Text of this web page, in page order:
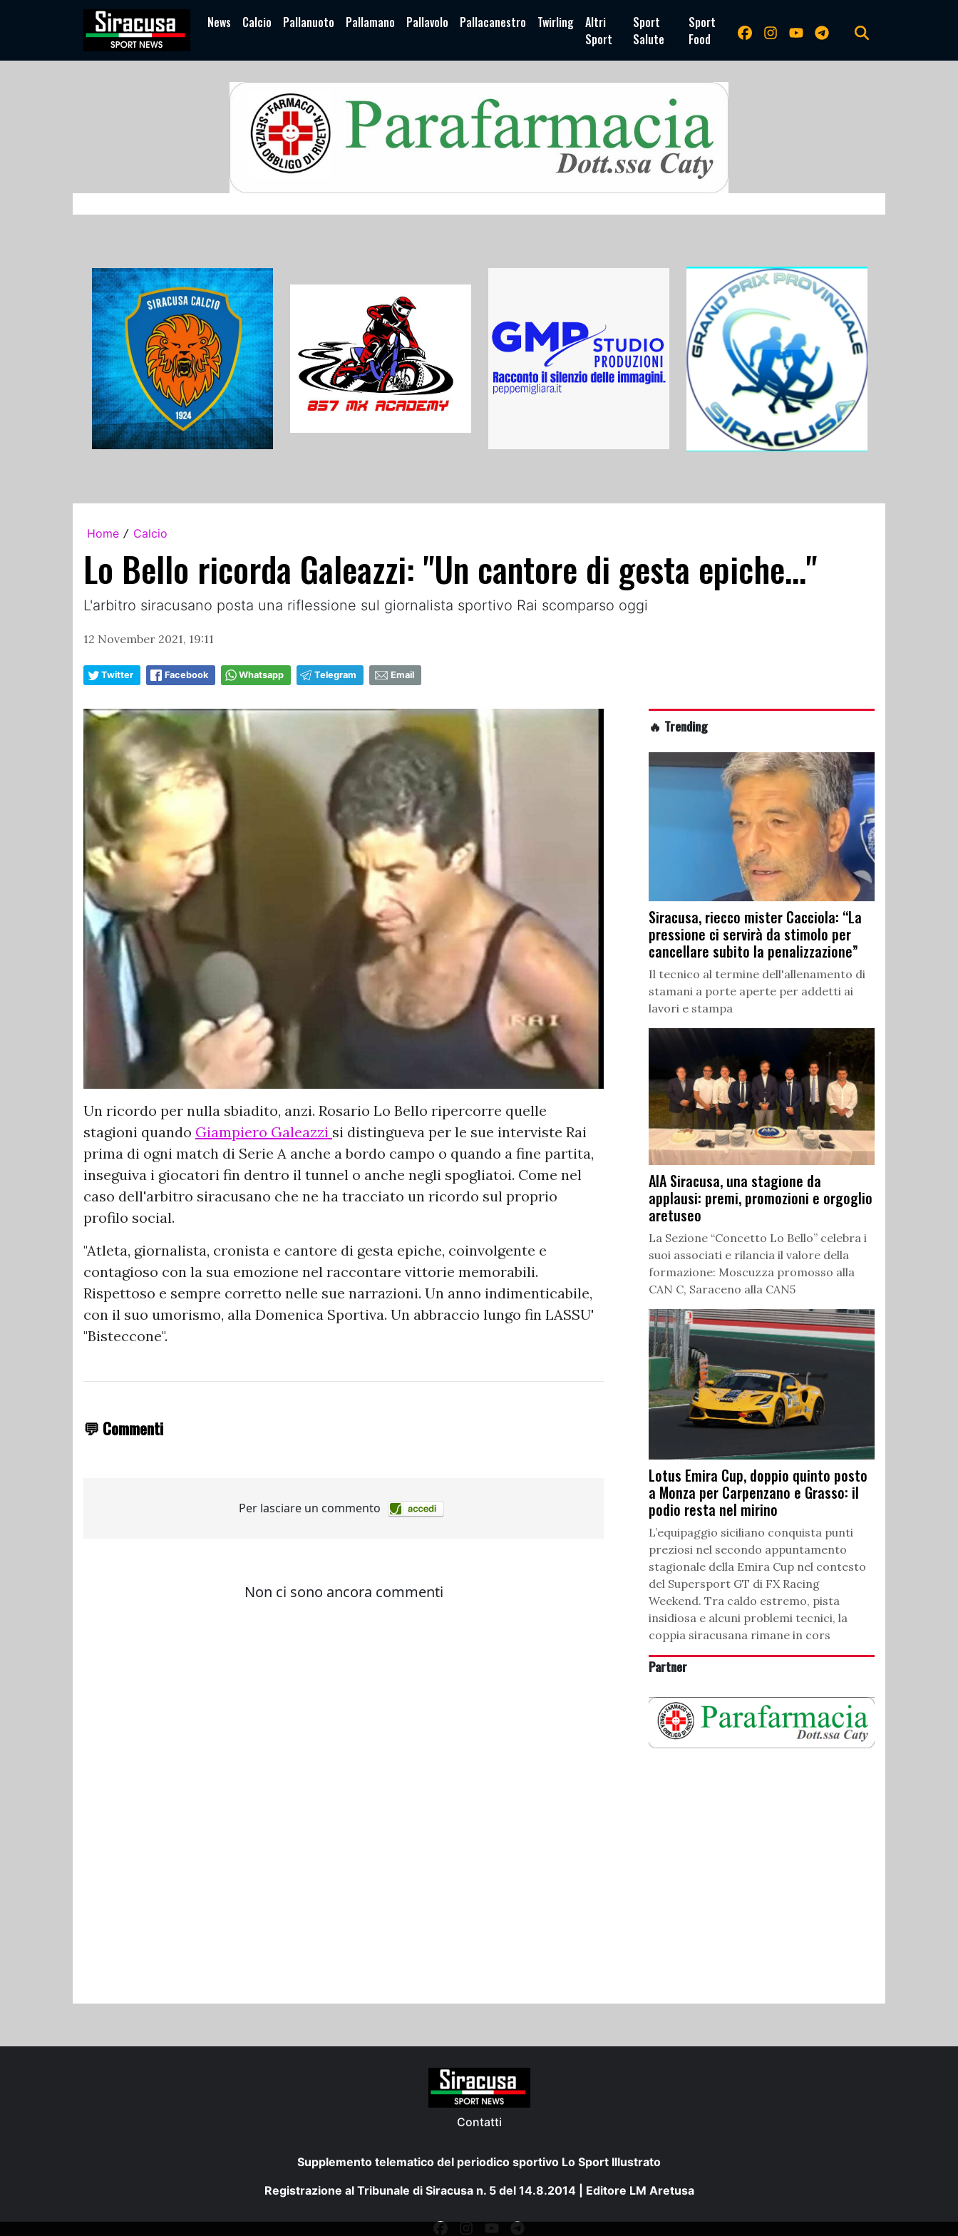
News Calcio Pallanuoto Pallamano Pallavolo Pallacanestro Twirling
Altri
Sport
Sport
Salute
Sport
Food
Home / Calcio
Lo Bello ricorda Galeazzi: "Un cantore di gesta epiche..."
L'arbitro siracusano posta una riflessione sul giornalista sportivo Rai scomparso oggi
12 November 2021, 19:11
Twitter Facebook Whatsapp Telegram Email
Un ricordo per nulla sbiadito, anzi. Rosario Lo Bello ripercorre quelle
stagioni quando Giampiero Galeazzi si distingueva per le sue interviste Rai
prima di ogni match di Serie A anche a bordo campo o quando a fine partita,
inseguiva i giocatori fin dentro il tunnel o anche negli spogliatoi. Come nel
caso dell'arbitro siracusano che ne ha tracciato un ricordo sul proprio
profilo social.
"Atleta, giornalista, cronista e cantore di gesta epiche, coinvolgente e
contagioso con la sua emozione nel raccontare vittorie memorabili.
Rispettoso e sempre corretto nelle sue narrazioni. Un anno indimenticabile,
con il suo umorismo, alla Domenica Sportiva. Un abbraccio lungo fin LASSU'
"Bisteccone".
💬 Commenti
🔥 Trending
Siracusa, riecco mister Cacciola: “La
pressione ci servirà da stimolo per
cancellare subito la penalizzazione”
Il tecnico al termine dell'allenamento di
stamani a porte aperte per addetti ai
lavori e stampa
AIA Siracusa, una stagione da
applausi: premi, promozioni e orgoglio
aretuseo
La Sezione “Concetto Lo Bello” celebra i
suoi associati e rilancia il valore della
formazione: Moscuzza promosso alla
CAN C, Saraceno alla CAN5
Lotus Emira Cup, doppio quinto posto
a Monza per Carpenzano e Grasso: il
podio resta nel mirino
L’equipaggio siciliano conquista punti
preziosi nel secondo appuntamento
stagionale della Emira Cup nel contesto
del Supersport GT di FX Racing
Weekend. Tra caldo estremo, pista
insidiosa e alcuni problemi tecnici, la
coppia siracusana rimane in cors
Partner
Contatti
Supplemento telematico del periodico sportivo Lo Sport Illustrato
Registrazione al Tribunale di Siracusa n. 5 del 14.8.2014 | Editore LM Aretusa